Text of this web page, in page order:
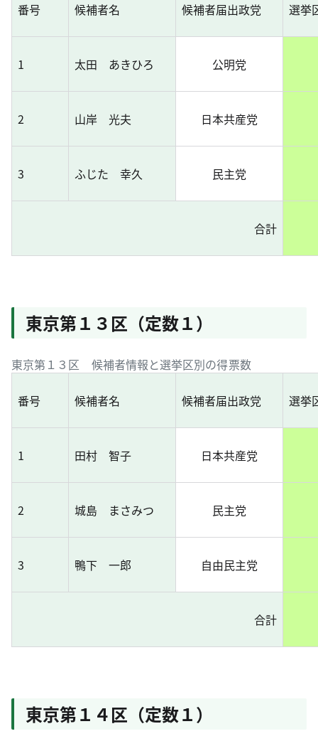
番号 候補者名 候補者届出政党 選挙
1 太田 あきひろ 公明党
2 山岸 光夫 日本共産党
3 ふじた 幸久 民主党
合計
東京第１３区（定数１）
東京第１３区 候補者情報と選挙区別の得票数
番号 候補者名 候補者届出政党 選挙
1 田村 智子 日本共産党
2 城島 まさみつ 民主党
3 鴨下 一郎 自由民主党
合計
東京第１４区（定数１）